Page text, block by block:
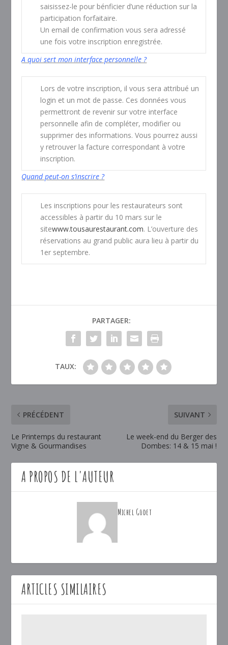
saisissez-le pour bénficier d’une réduction sur la
participation forfaitaire.
Un email de confirmation vous sera adressé
une fois votre inscription enregistrée.
A quoi sert mon interface personnelle ?
Lors de votre inscription, il vous sera attribué un
login et un mot de passe. Ces données vous
permettront de revenir sur votre interface
personnelle afin de compléter, modifier ou
supprimer des informations. Vous pourrez aussi
y retrouver la facture correspondant à votre
inscription.
Quand peut-on s’inscrire ?
Les inscriptions pour les restaurateurs sont
accessibles à partir du 10 mars sur le
sitewww.tousaurestaurant.com. L’ouverture des
réservations au grand public aura lieu à partir du
1er septembre.
PARTAGER:
TAUX:
PRÉCÉDENT
Le Printemps du restaurant
Vigne & Gourmandises
SUIVANT
Le week-end du Berger des
Dombes: 14 & 15 mai !
A PROPOS DE L'AUTEUR
Michel Godet
ARTICLES SIMILAIRES